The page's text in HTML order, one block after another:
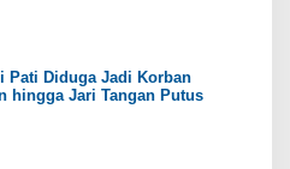
Pati Diduga Jadi Korban
hingga Jari Tangan Putus